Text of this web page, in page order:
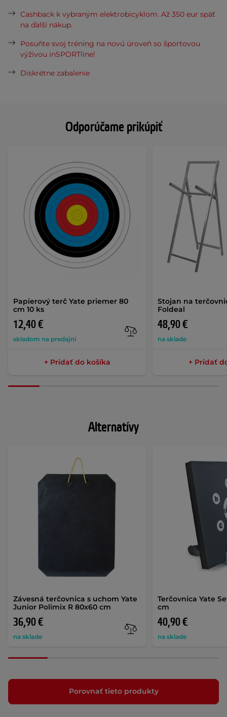
Odporúčame prikúpiť
Papierový terč Yate priemer 80
cm 10 ks
12,40 €
skladom na predajni
+ Pridať do košíka
Stojan na
Foldeal
48,90 €
na sklade
+ Pridať
Cashback k vybraným elektrobicyklom. Až 350 eur späť
na ďalší nákup.
Posuňte svoj tréning na novú úroveň so športovou
výživou inSPORTline!
Diskrétne zabalenie
Alternatívy
Závesná terčovnica s uchom Yate
Junior Polimix R 80x60 cm
36,90 €
na sklade
Terčovnica Yate
cm
40,90 €
na sklade
Porovnať tieto produkty